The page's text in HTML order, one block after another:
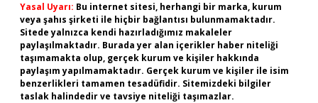
Yasal Uyarı: Bu internet sitesi, herhangi bir marka, kurum
veya şahıs şirketi ile hiçbir bağlantısı bulunmamaktadır.
Sitede yalnızca kendi hazırladığımız makaleler
paylaşılmaktadır. Burada yer alan içerikler haber niteliği
taşımamakta olup, gerçek kurum ve kişiler hakkında
paylaşım yapılmamaktadır. Gerçek kurum ve kişiler ile isim
benzerlikleri tamamen tesadüfidir. Sitemizdeki bilgiler
taslak halindedir ve tavsiye niteliği taşımazlar.